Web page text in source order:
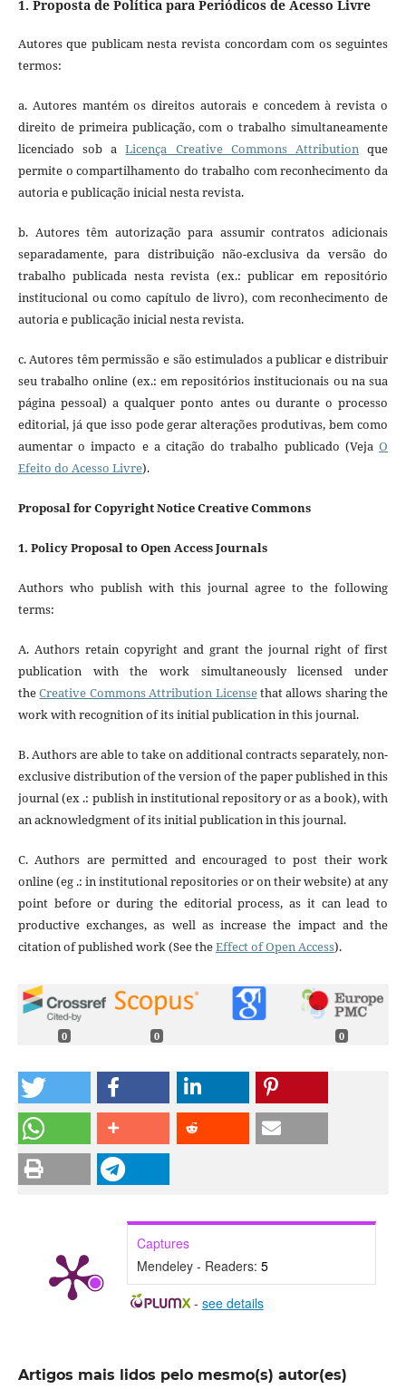
1. Proposta de Política para Periódicos de Acesso Livre
Autores que publicam nesta revista concordam com os seguintes
termos:
a. Autores mantém os direitos autorais e concedem à revista o
direito de primeira publicação, com o trabalho simultaneamente
licenciado sob aLicença Creative Commons Attributionque
permite o compartilhamento do trabalho com reconhecimento da
autoria e publicação inicial nesta revista.
b. Autores têm autorização para assumir contratos adicionais
separadamente, para distribuição não-exclusiva da versão do
trabalho publicada nesta revista (ex.: publicar em repositório
institucional ou como capítulo de livro), com reconhecimento de
autoria e publicação inicial nesta revista.
c. Autores têm permissão e são estimulados a publicar e distribuir
seu trabalho online (ex.: em repositórios institucionais ou na sua
página pessoal) a qualquer ponto antes ou durante o processo
editorial, já que isso pode gerar alterações produtivas, bem como
aumentar o impacto e a citação do trabalho publicado (VejaO
Efeito do Acesso Livre).
Proposal for Copyright Notice Creative Commons
1. Policy Proposal to Open Access Journals
Authors who publish with this journal agree to the following
terms:
A. Authors retain copyright and grant the journal right of first
publication with the work simultaneously licensed under
theCreative Commons Attribution Licensethat allows sharing the
work with recognition of its initial publication in this journal.
B. Authors are able to take on additional contracts separately, non-
exclusive distribution of the version of the paper published in this
journal (ex .: publish in institutional repository or as a book), with
an acknowledgment of its initial publication in this journal.
C. Authors are permitted and encouraged to post their work
online (eg .: in institutional repositories or on their website) at any
point before or during the editorial process, as it can lead to
productive exchanges, as well as increase the impact and the
citation of published work (See theEffect of Open Access).
0 0 0
Captures
Mendeley - Readers: 5
- see details
Artigos mais lidos pelo mesmo(s) autor(es)